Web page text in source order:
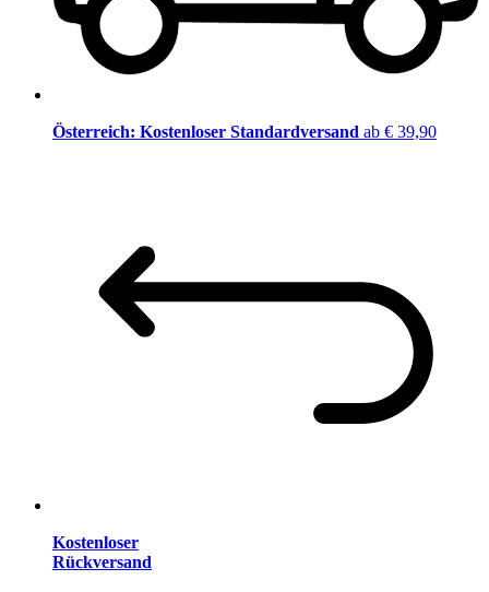
Österreich: Kostenloser Standardversand ab € 39,90
Kostenloser
Rückversand